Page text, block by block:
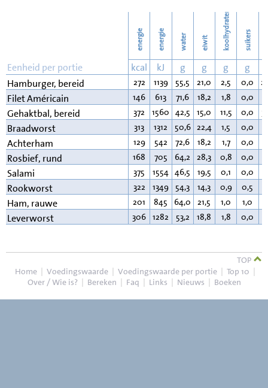
39
energie energie water eiwit koolhydraten suikers
Eenheid per portie kcal kJ g g g g
Hamburger, bereid
272 1139 55,5 21,0 2,5 0,0
Filet Américain 146 613 71,6 18,2 1,8 0,0
Gehaktbal, bereid 372 1560 42,5 15,0 11,5 0,0
Braadworst 313 1312 50,6 22,4 1,5 0,0
Achterham 129 542 72,6 18,2 1,7 0,0
Rosbief, rund 168 705 64,2 28,3 0,8 0,0
Salami 375 1554 46,5 19,5 0,1 0,0
Rookworst 322 1349 54,3 14,3 0,9 0,5
Ham, rauwe 201 845 64,0 21,5 1,0 1,0
Leverworst 306 1282 53,2 18,8 1,8 0,0
TOP
Home | Voedingswaarde | Voedingswaarde per portie | Top 10 |
Over / Wie is? | Bereken | Faq | Links | Nieuws | Boeken